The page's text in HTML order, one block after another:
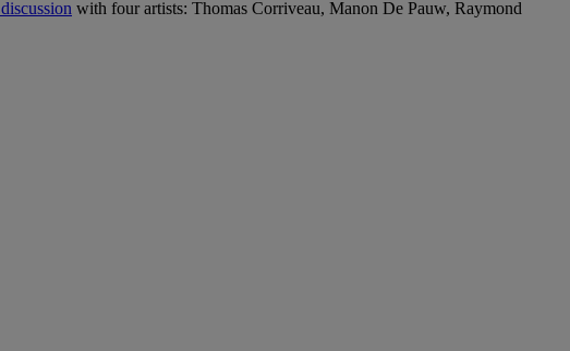
with four artists: Thomas Corriveau, Manon De Pauw, Raymond